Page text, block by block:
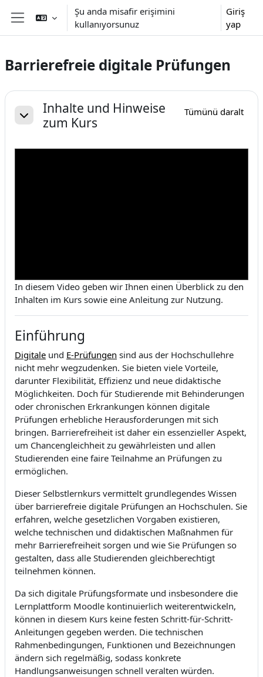
Yan panel
Şu anda misafir erişimini
kullanıyorsunuz
Giriş
yap
Barrierefreie digitale Prüfungen
Bölüm anahatları
Daralt
Inhalte und Hinweise
zum Kurs
Tümünü daralt
In diesem Video geben wir Ihnen einen Überblick zu den
Inhalten im Kurs sowie eine Anleitung zur Nutzung.
Einführung
Digitale und E-Prüfungen sind aus der Hochschullehre
nicht mehr wegzudenken. Sie bieten viele Vorteile,
darunter Flexibilität, Effizienz und neue didaktische
Möglichkeiten. Doch für Studierende mit Behinderungen
oder chronischen Erkrankungen können digitale
Prüfungen erhebliche Herausforderungen mit sich
bringen. Barrierefreiheit ist daher ein essenzieller Aspekt,
um Chancengleichheit zu gewährleisten und allen
Studierenden eine faire Teilnahme an Prüfungen zu
ermöglichen.
Dieser Selbstlernkurs vermittelt grundlegendes Wissen
über barrierefreie digitale Prüfungen an Hochschulen. Sie
erfahren, welche gesetzlichen Vorgaben existieren,
welche technischen und didaktischen Maßnahmen für
mehr Barrierefreiheit sorgen und wie Sie Prüfungen so
gestalten, dass alle Studierenden gleichberechtigt
teilnehmen können.
Da sich digitale Prüfungsformate und insbesondere die
Lernplattform Moodle kontinuierlich weiterentwickeln,
können in diesem Kurs keine festen Schritt-für-Schritt-
Anleitungen gegeben werden. Die technischen
Rahmenbedingungen, Funktionen und Bezeichnungen
ändern sich regelmäßig, sodass konkrete
Handlungsanweisungen schnell veralten würden.